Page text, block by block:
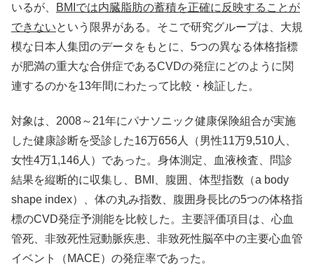
いるが、
BMIでは内臓脂肪の蓄積を正確に反映することが
できないという限界がある。そこで研究グループは、大規
模な日本人集団のデータをもとに、5つの異なる体格指標
が肥満の重大な合併症であるCVDの発症にどのように関
連するのかを13年間にわたって比較・検証した。
対象は、2008～21年にパナソニック健康保険組合が実施
した健康診断を受診した16万656人（男性11万9,510人、
女性4万1,146人）であった。身体測定、血液検査、問診
結果を縦断的に収集し、BMI、腹囲、体型指数（a body
shape index）、体の丸み指数、腹囲身長比の5つの体格指
標のCVD発症予測能を比較した。主要評価項目は、心血
管死、非致死性冠動脈疾患、非致死性脳卒中の主要心血管
イベント（MACE）の発症率であった。